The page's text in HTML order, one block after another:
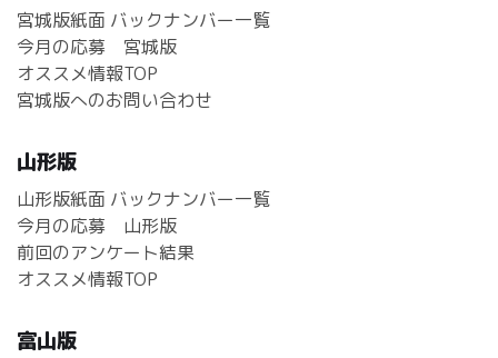
宮城版紙面 バックナンバー一覧
今月の応募 宮城版
オススメ情報TOP
宮城版へのお問い合わせ
山形版
山形版紙面 バックナンバー一覧
今月の応募 山形版
前回のアンケート結果
オススメ情報TOP
富山版